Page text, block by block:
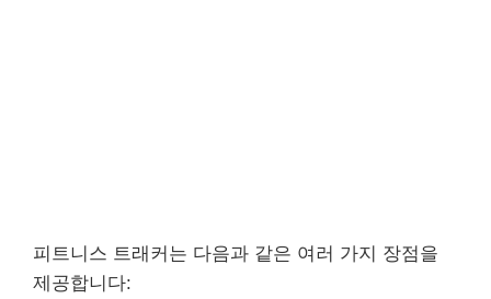
피트니스 트래커는 다음과 같은 여러 가지 장점을
제공합니다: